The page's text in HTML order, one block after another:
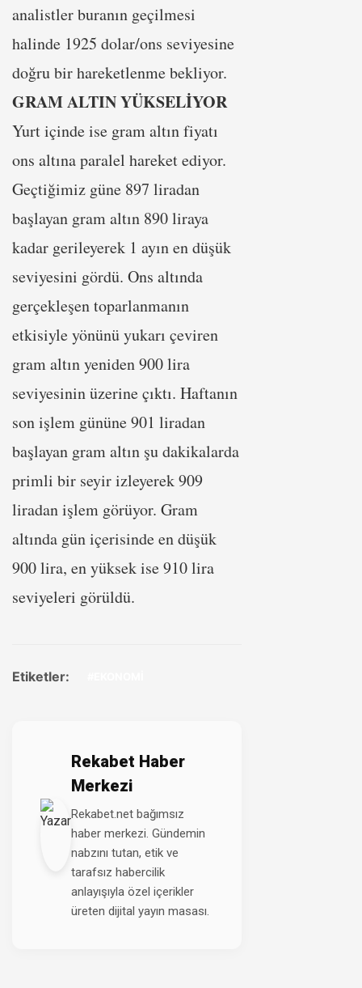
analistler buranın geçilmesi
halinde 1925 dolar/ons seviyesine
doğru bir hareketlenme bekliyor.
GRAM ALTIN YÜKSELİYOR
Yurt içinde ise gram altın fiyatı
ons altına paralel hareket ediyor.
Geçtiğimiz güne 897 liradan
başlayan gram altın 890 liraya
kadar gerileyerek 1 ayın en düşük
seviyesini gördü. Ons altında
gerçekleşen toparlanmanın
etkisiyle yönünü yukarı çeviren
gram altın yeniden 900 lira
seviyesinin üzerine çıktı. Haftanın
son işlem gününe 901 liradan
başlayan gram altın şu dakikalarda
primli bir seyir izleyerek 909
liradan işlem görüyor. Gram
altında gün içerisinde en düşük
900 lira, en yüksek ise 910 lira
seviyeleri görüldü.
Etiketler:
Rekabet Haber
Merkezi
Rekabet.net bağımsız
haber merkezi. Gündemin
nabzını tutan, etik ve
tarafsız habercilik
anlayışıyla özel içerikler
üreten dijital yayın masası.